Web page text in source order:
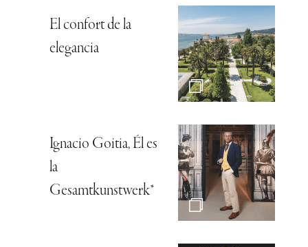
El confort de la
elegancia
Ignacio Goitia, Él es
la
Gesamtkunstwerk*